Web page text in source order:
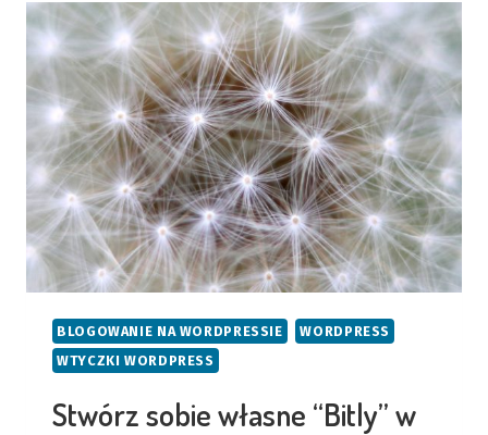
NA
ZWIĘKSZENIE
SPRZEDAŻY!
BLOGOWANIE NA WORDPRESSIE
WORDPRESS
WTYCZKI WORDPRESS
Stwórz sobie własne “Bitly” w